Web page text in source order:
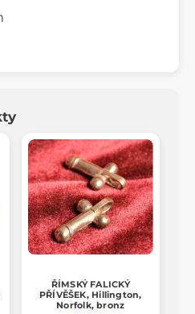
ŘÍMSKÝ FALICKÝ
PŘÍVĚŠEK, Hillington,
Norfolk, bronz